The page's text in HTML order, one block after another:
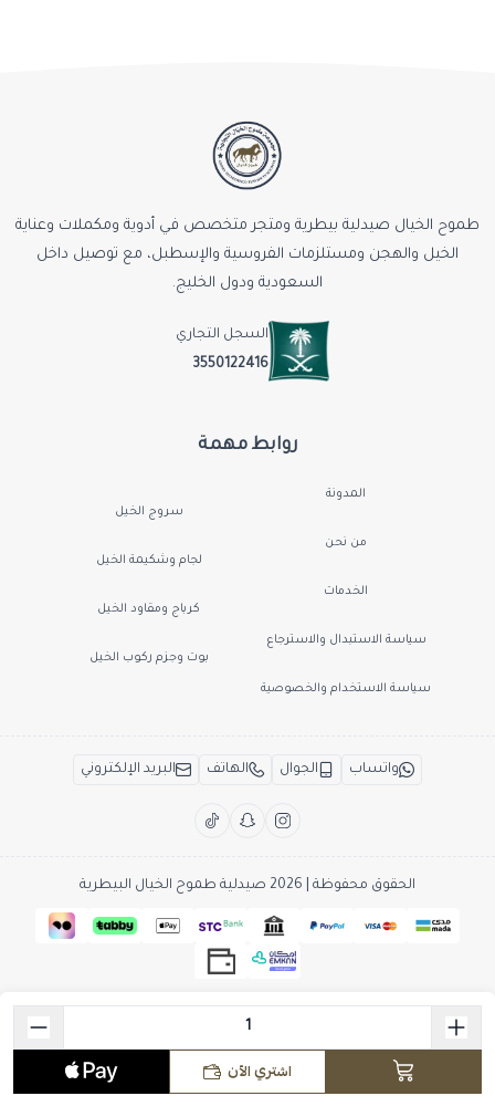
اشتري الآن
روابط مهمة
المدونة
من نحن
الخدمات
سياسة الاستبدال والاسترجاع
سياسة الاستخدام والخصوصية
سروج الخيل
لجام وشكيمة الخيل
كرباج ومقاود الخيل
بوت وجزم ركوب الخيل
طموح الخيال صيدلية بيطرية ومتجر متخصص في أدوية ومكملات وعناية
الخيل والهجن ومستلزمات الفروسية والإسطبل، مع توصيل داخل
السعودية ودول الخليج.
السجل التجاري
3550122416
واتساب الجوال الهاتف البريد الإلكتروني
الحقوق محفوظة | 2026 صيدلية طموح الخيال البيطرية